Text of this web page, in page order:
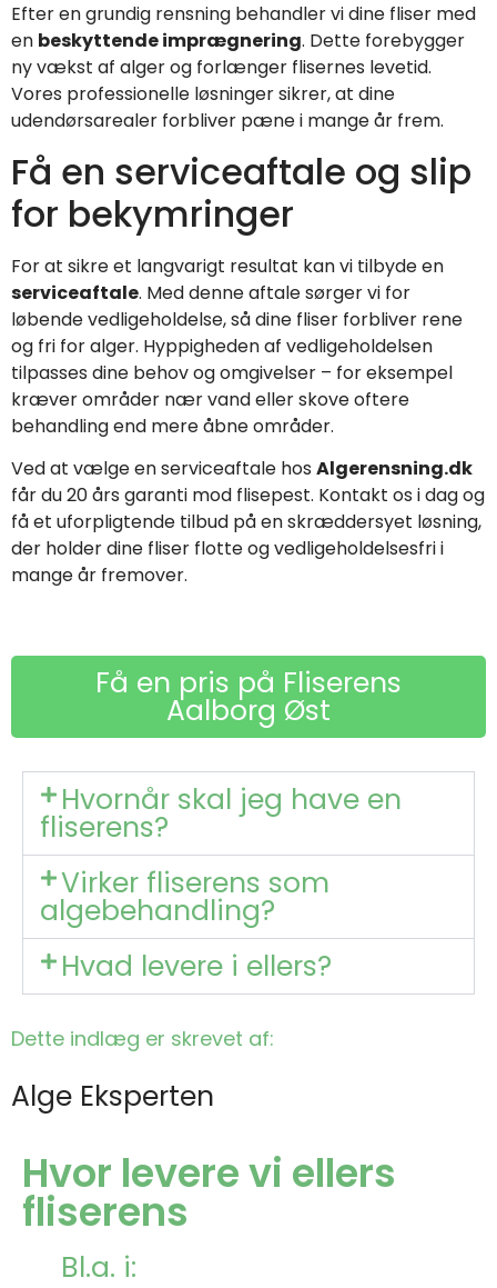
Efter en grundig rensning behandler vi dine fliser med
en beskyttende imprægnering. Dette forebygger
ny vækst af alger og forlænger flisernes levetid.
Vores professionelle løsninger sikrer, at dine
udendørsarealer forbliver pæne i mange år frem.
Få en serviceaftale og slip
for bekymringer
For at sikre et langvarigt resultat kan vi tilbyde en
serviceaftale. Med denne aftale sørger vi for
løbende vedligeholdelse, så dine fliser forbliver rene
og fri for alger. Hyppigheden af vedligeholdelsen
tilpasses dine behov og omgivelser – for eksempel
kræver områder nær vand eller skove oftere
behandling end mere åbne områder.
Ved at vælge en serviceaftale hos Algerensning.dk
får du 20 års garanti mod flisepest. Kontakt os i dag og
få et uforpligtende tilbud på en skræddersyet løsning,
der holder dine fliser flotte og vedligeholdelsesfri i
mange år fremover.
Få en pris på Fliserens
Aalborg Øst
Hvornår skal jeg have en
fliserens?
Virker fliserens som
algebehandling?
Hvad levere i ellers?
Dette indlæg er skrevet af:
Alge Eksperten
Hvor levere vi ellers
fliserens
Bl.a. i: